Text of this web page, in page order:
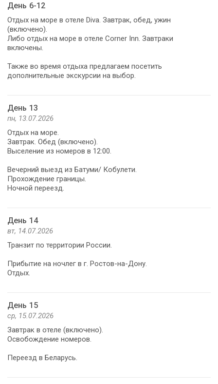
День 6-12
Отдых на море в отеле Diva. Завтрак, обед, ужин
(включено).
Либо отдых на море в отеле Corner Inn. Завтраки
включены.
Также во время отдыха предлагаем посетить
дополнительные экскурсии на выбор.
День 13
пн, 13.07.2026
Отдых на море.
Завтрак. Обед (включено).
Выселение из номеров в 12:00.
Вечерний выезд из Батуми/ Кобулети.
Прохождение границы.
Ночной переезд.
День 14
вт, 14.07.2026
Транзит по территории России.
Прибытие на ночлег в г. Ростов-на-Дону.
Отдых.
День 15
ср, 15.07.2026
Завтрак в отеле (включено).
Освобождение номеров.
Переезд в Беларусь.